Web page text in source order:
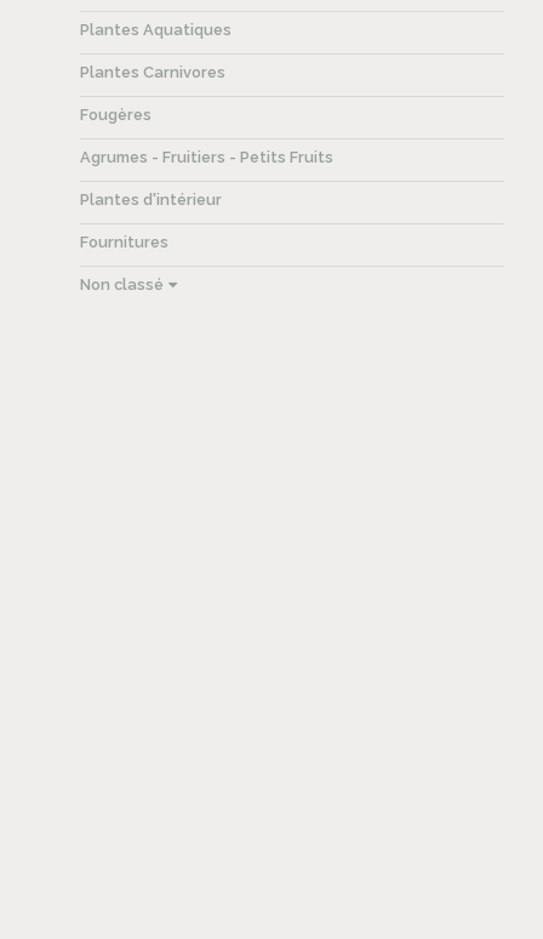
Plantes Aquatiques
Plantes Carnivores
Fougères
Agrumes - Fruitiers - Petits Fruits
Plantes d'intérieur
Fournitures
Non classé